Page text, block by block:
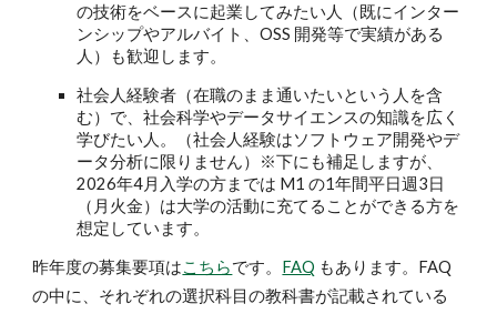
の技術をベースに起業してみたい人（既にインター
ンシップやアルバイト、OSS 開発等で実績がある
人）も歓迎します。
社会人経験者（在職のまま通いたいという人を含
む）で、社会科学やデータサイエンスの知識を広く
学びたい人。（社会人経験はソフトウェア開発やデ
ータ分析に限りません）※下にも補足しますが、
2026年4月入学の方までは M1 の1年間平日週3日
（月火金）は大学の活動に充てることができる方を
想定しています。
昨年度の募集要項はこちらです。 FAQ もあります。FAQ
の中に、それぞれの選択科目の教科書が記載されている